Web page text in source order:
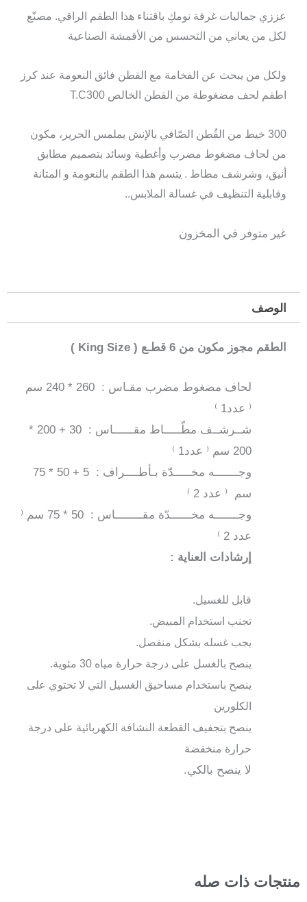
عززي جماليات غرفة نومكِ باقتناء هذا الطقم الراقي. مصنّع
لكل من يعاني من التحسس من الأقمشة الصناعية
ولكل من يبحث عن الفخامة مع القطن فائق النعومة عند كرز
اطقم لحف مضغوطة من القطن الخالص T.C 300
300 خيط من القُطن الصّافي بالإنش بملمس الحرير ، مكون
من لحاف مضغوط مضرب وأغطية وسائد بتصميم مطابق
أنيق، وشرشف مطاط . يتسم هذا الطقم بالنعومة و المتانة
وقابلية التنظيف في غسالة الملابس..
غير متوفر في المخزون
الوصف
الطقم مجوز مكون من 6 قطـع ( King Size )
لحاف مضغوط مضرب مقـاس : 260 * 240 سم
⁽ عدد1 ⁾
شــرشــف مطّـــــاط مقــــــاس : 30 + 200 *
200 سم ⁽ عدد1 ⁾
وجـــــــه مخـــــدّة بـأطــــراف : 5 + 50 * 75
سم ⁽ عدد 2 ⁾
وجـــــــه مخــــــدّة مقــــــــاس : 50 * 75 سم ⁽
عدد 2 ⁾
إرشادات العناية :
قابل للغسيل.
تجنب استخدام المبيض.
يجب غسله بشكل منفصل.
ينصح بالغسل على درجة حرارة مياه 30 مئوية.
ينصح باستخدام مساحيق الغسيل التي لا تحتوي على
الكلورين
ينصح بتجفيف القطعة النشافة الكهربائية على درجة
حرارة منخفضة
لا ينصح بالكي.
منتجات ذات صله